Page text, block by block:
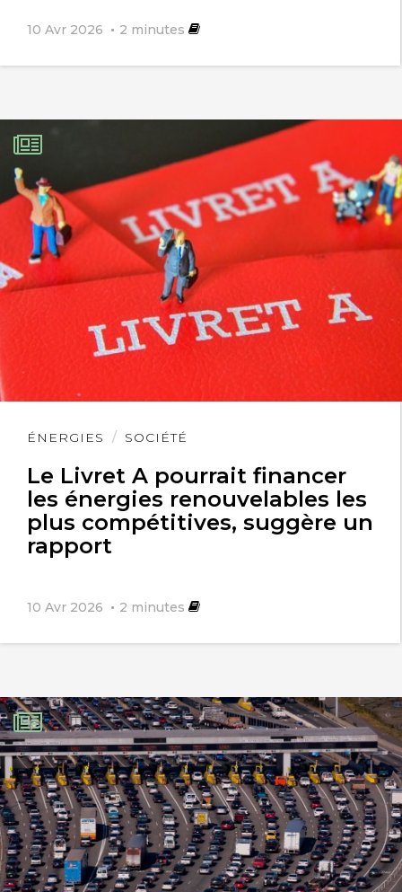
10 Avr 2026 2 minutes
ÉNERGIES SOCIÉTÉ
Le Livret A pourrait financer
les énergies renouvelables les
plus compétitives, suggère un
rapport
10 Avr 2026 2 minutes
Lire